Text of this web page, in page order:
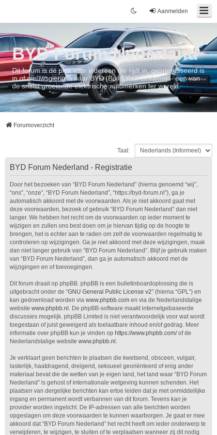
Aanmelden
BYD Forum Nederland
Dit forum is dé plek voor iedereen die rijdt in, geïnteresseerd is
in of nieuwsgierig is naar BYD (Build Your Dreams) – een van
de snelst groeiende elektrische automerken ter wereld.
Forumoverzicht
Taal:
BYD Forum Nederland - Registratie
Door het bezoeken van “BYD Forum Nederland” (hierna genoemd “wij”,
“ons”, “onze”, “BYD Forum Nederland”, “https://byd-forum.nl”), ga je
automatisch akkoord met de voorwaarden. Als je niet akkoord gaat met
deze voorwaarden, bezoek of gebruik “BYD Forum Nederland” dan niet
langer. We hebben het recht om de voorwaarden op ieder moment te
wijzigen en zullen ons best doen om je hiervan tijdig op de hoogte te
brengen, het is echter aan te raden om zelf de voorwaarden regelmatig te
controleren op wijzigingen. Ga je niet akkoord met deze wijzigingen, maak
dan niet langer gebruik van “BYD Forum Nederland”. Blijf je gebruik maken
van “BYD Forum Nederland”, dan ga je automatisch akkoord met de
wijzigingen en of toevoegingen.
Dit forum draait op phpBB. phpBB is een bulletinboardoplossing die is
uitgebracht onder de “GNU General Public License v2” (hierna “GPL”) en
kan gedownload worden via www.phpbb.com en via de Nederlandstalige
website www.phpbb.nl . De phpBB-software maakt internetgebaseerde
discussies mogelijk. phpBB Limited is niet verantwoordelijk voor wat wordt
toegestaan of juist geweigerd als toelaatbare inhoud en/of gedrag. Meer
informatie over phpBB kun je vinden op https://www.phpbb.com/of de
Nederlandstalige website www.phpbb.nl .
Je verklaart geen berichten te plaatsen die kwetsend, obsceen, vulgair,
lasterlijk, haatdragend, dreigend, seksueel georiënteerd of enig ander
materiaal bevat die de wetten van je eigen land, het land waar “BYD Forum
Nederland” is gehost of internationale wetgeving kunnen schenden. Het
plaatsen van dergelijke berichten kan ertoe leiden dat je met onmiddellijke
ingang en permanent wordt verbannen van dit forum. Tevens kan je
provider worden ingelicht. De IP-adressen van alle berichten worden
opgeslagen om deze voorwaarden te kunnen waarborgen. Je gaat er mee
akkoord dat “BYD Forum Nederland” het recht heeft om ieder onderwerp te
verwijderen, te wijzigen, te sluiten of te verplaatsen wanneer zij dit nodig